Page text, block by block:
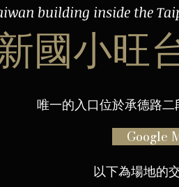
building inside the
國小旺
唯一的入口位於承德路二
以下為場地的
Google